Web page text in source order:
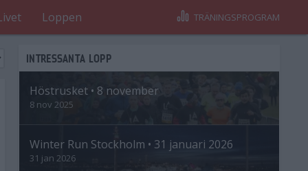
Loppen TRÄNINGSPROGRAM
INTRESSANTA LOPP
Höstrusket • 8 november
8 nov 2025
Winter Run Stockholm • 31 januari 2026
31 jan 2026